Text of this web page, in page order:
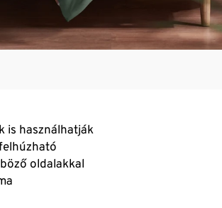
is használhatják
oldalakkal